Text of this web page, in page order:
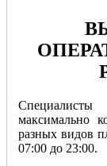
максимально
разных видов
07:00 до 23:00.